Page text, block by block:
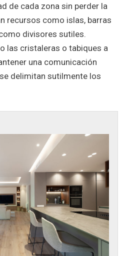
de cada zona sin perder la
recursos como islas, barras
divisores sutiles.
las cristaleras o tabiques a
una comunicación
delimitan sutilmente los